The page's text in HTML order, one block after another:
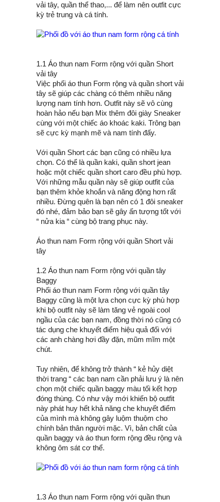
vải tây, quần thể thao,... để làm nên outfit cực
kỳ trẻ trung và cá tính.
1.1 Áo thun nam Form rộng với quần Short
vải tây
Việc phối áo thun Form rộng và quần short vải
tây sẽ giúp các chàng có thêm nhiều năng
lượng nam tính hơn. Outfit này sẽ vô cùng
hoàn hảo nếu bạn Mix thêm đôi giày Sneaker
cùng với một chiếc áo khoác kaki. Trông bạn
sẽ cực kỳ mạnh mẽ và nam tính đấy.
Với quần Short các bạn cũng có nhiều lựa
chọn. Có thể là quần kaki, quần short jean
hoặc một chiếc quần short caro đều phù hợp.
Với những mẫu quần này sẽ giúp outfit của
bạn thêm khỏe khoắn và năng động hơn rất
nhiều. Đừng quên là bạn nên có 1 đôi sneaker
đó nhé, đảm bảo bạn sẽ gây ấn tượng tốt với
“ nửa kia “ cùng bộ trang phục này.
Áo thun nam Form rộng với quần Short vải
tây
1.2 Áo thun nam Form rộng với quần tây
Baggy
Phối áo thun nam Form rộng với quần tây
Baggy cũng là một lựa chọn cực kỳ phù hợp
khi bộ outfit này sẽ làm tăng vẻ ngoài cool
ngầu của các bạn nam, đồng thời nó cũng có
tác dụng che khuyết điểm hiệu quả đối với
các anh chàng hơi đầy đặn, mũm mĩm một
chút.
Tuy nhiên, để không trở thành “ kẻ hủy diệt
thời trang “ các bạn nam cần phải lưu ý là nên
chọn một chiếc quần baggy màu tối kết hợp
đóng thùng. Có như vậy mới khiến bộ outfit
này phát huy hết khả năng che khuyết điểm
của mình mà không gây luộm thuộm cho
chính bản thân người mặc. Vì, bản chất của
quần baggy và áo thun form rộng đều rộng và
không ôm sát cơ thể.
1.3 Áo thun nam Form rộng với quần thun